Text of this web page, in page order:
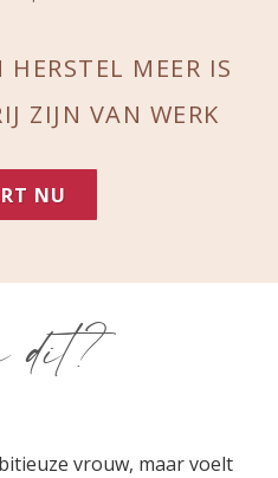
MEER IS
ZIJN VAN WERK
NU
dit?
vrouw, maar voelt